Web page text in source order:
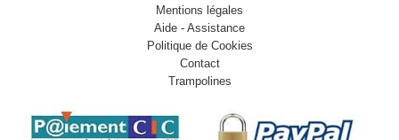
Mentions légales
Aide - Assistance
Politique de Cookies
Contact
Trampolines